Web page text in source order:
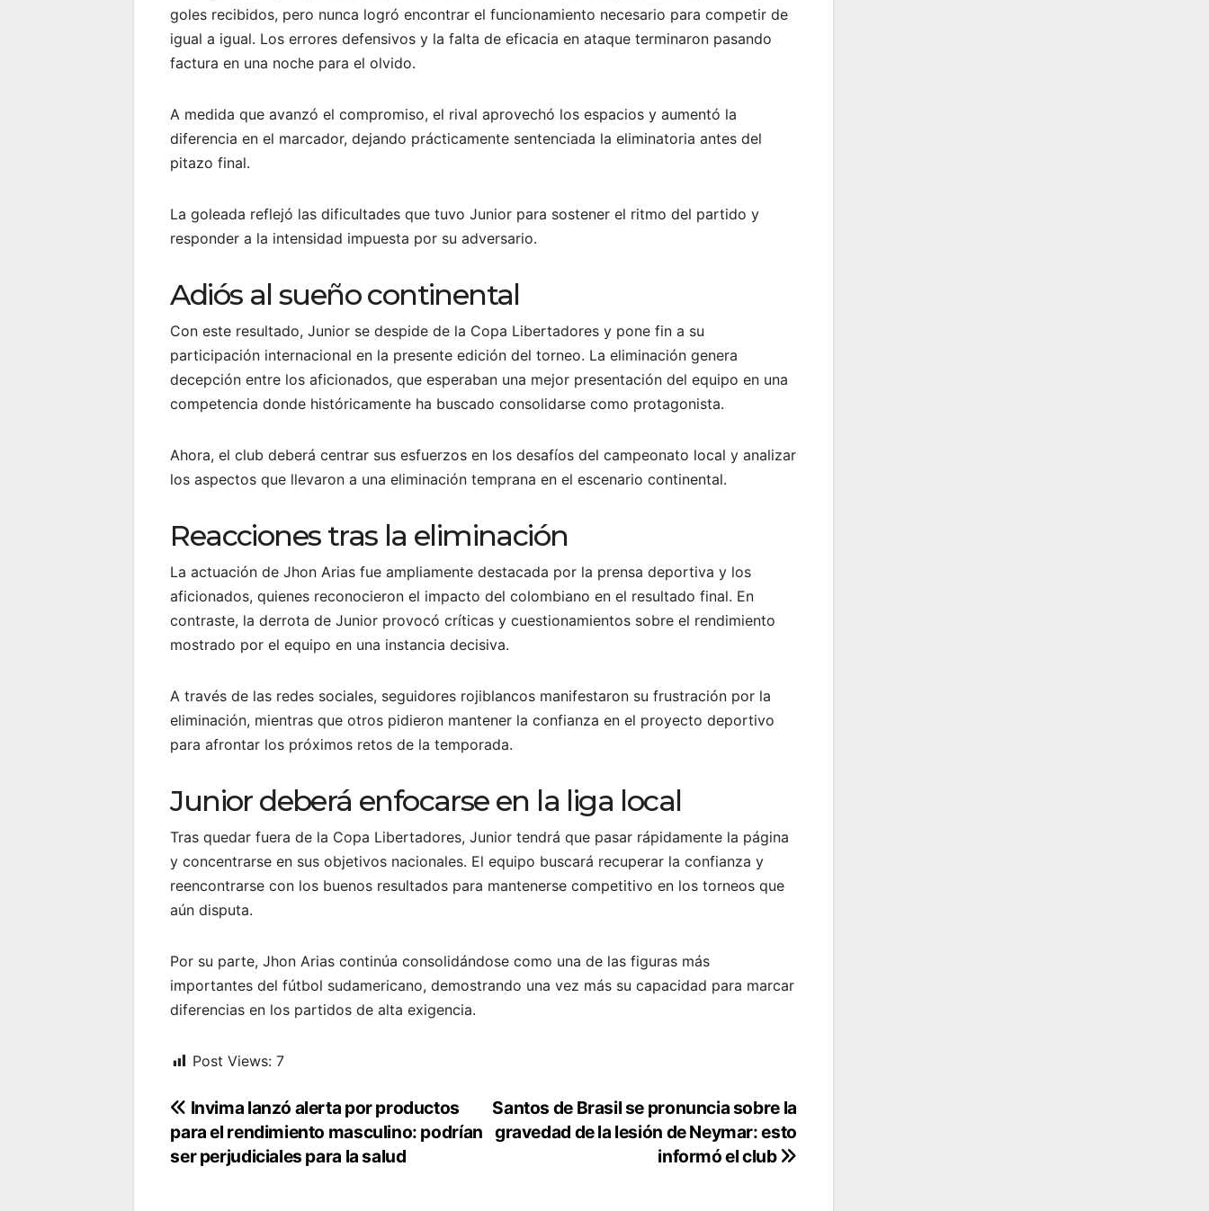
goles recibidos, pero nunca logró encontrar el funcionamiento necesario para competir de
igual a igual. Los errores defensivos y la falta de eficacia en ataque terminaron pasando
factura en una noche para el olvido.
A medida que avanzó el compromiso, el rival aprovechó los espacios y aumentó la
diferencia en el marcador, dejando prácticamente sentenciada la eliminatoria antes del
pitazo final.
La goleada reflejó las dificultades que tuvo Junior para sostener el ritmo del partido y
responder a la intensidad impuesta por su adversario.
Adiós al sueño continental
Con este resultado, Junior se despide de la Copa Libertadores y pone fin a su
participación internacional en la presente edición del torneo. La eliminación genera
decepción entre los aficionados, que esperaban una mejor presentación del equipo en una
competencia donde históricamente ha buscado consolidarse como protagonista.
Ahora, el club deberá centrar sus esfuerzos en los desafíos del campeonato local y analizar
los aspectos que llevaron a una eliminación temprana en el escenario continental.
Reacciones tras la eliminación
La actuación de Jhon Arias fue ampliamente destacada por la prensa deportiva y los
aficionados, quienes reconocieron el impacto del colombiano en el resultado final. En
contraste, la derrota de Junior provocó críticas y cuestionamientos sobre el rendimiento
mostrado por el equipo en una instancia decisiva.
A través de las redes sociales, seguidores rojiblancos manifestaron su frustración por la
eliminación, mientras que otros pidieron mantener la confianza en el proyecto deportivo
para afrontar los próximos retos de la temporada.
Junior deberá enfocarse en la liga local
Tras quedar fuera de la Copa Libertadores, Junior tendrá que pasar rápidamente la página
y concentrarse en sus objetivos nacionales. El equipo buscará recuperar la confianza y
reencontrarse con los buenos resultados para mantenerse competitivo en los torneos que
aún disputa.
Por su parte, Jhon Arias continúa consolidándose como una de las figuras más
importantes del fútbol sudamericano, demostrando una vez más su capacidad para marcar
diferencias en los partidos de alta exigencia.
Post Views: 7
Navegación
de
Santos de Brasil se pronuncia sobre la
gravedad de la lesión de Neymar: esto
informó el club
Invima lanzó alerta por productos
para el rendimiento masculino: podrían
ser perjudiciales para la salud